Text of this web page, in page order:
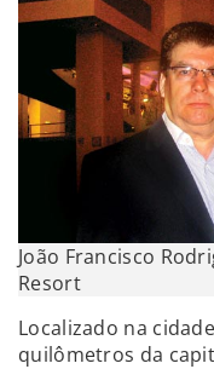
João Francisco
Resort
Localizado na
quilômetros da